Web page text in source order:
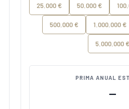
25.000 € 50.000 €
500.000 € 1.000.000 €
5.000.000 €
PRIMA ANUAL
—